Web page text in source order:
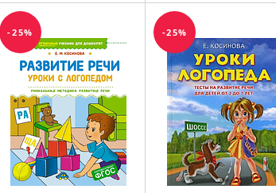
-25% -25%